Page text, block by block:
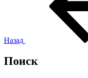
Назад
Поиск